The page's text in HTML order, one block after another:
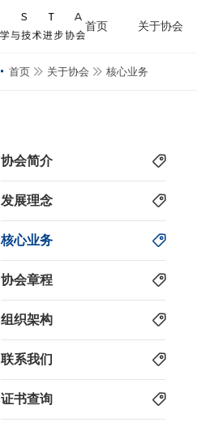
首页 关于协会
首页 关于协会 核心业务
协会简介
发展理念
核心业务
协会章程
组织架构
联系我们
证书查询